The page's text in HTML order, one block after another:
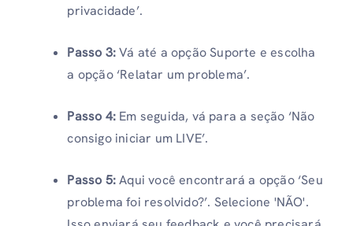
privacidade’.
Passo 3:Vá até a opção Suporte e escolha
a opção ‘Relatar um problema’.
Passo 4: Em seguida, vá para a seção ‘Não
consigo iniciar um LIVE’.
Passo 5:Aqui você encontrará a opção ‘Seu
problema foi resolvido?’. Selecione 'NÃO'.